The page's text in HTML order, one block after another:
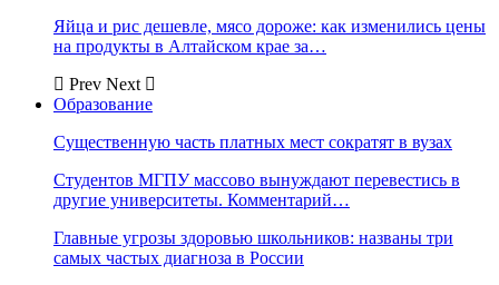
Яйца и рис дешевле, мясо дороже: как изменились цены
на продукты в Алтайском крае за…
Prev Next
Образование
Существенную часть платных мест сократят в вузах
Студентов МГПУ массово вынуждают перевестись в
другие университеты. Комментарий…
Главные угрозы здоровью школьников: названы три
самых частых диагноза в России